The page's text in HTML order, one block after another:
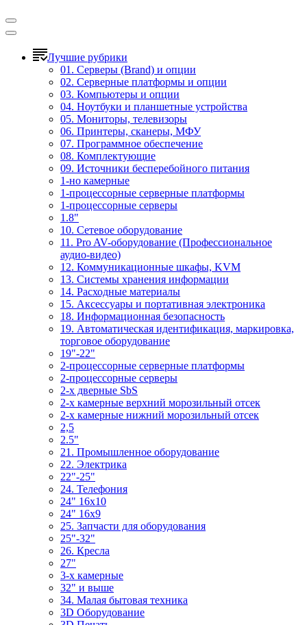
Лучшие рубрики
01. Серверы (Brand) и опции
02. Серверные платформы и опции
03. Компьютеры и опции
04. Ноутбуки и планшетные устройства
05. Мониторы, телевизоры
06. Принтеры, сканеры, МФУ
07. Программное обеспечение
08. Комплектующие
09. Источники бесперебойного питания
1-но камерные
1-процессорные серверные платформы
1-процессорные серверы
1.8"
10. Сетевое оборудование
11. Pro AV-оборудование (Профессиональное
аудио-видео)
12. Коммуникационные шкафы, KVM
13. Системы хранения информации
14. Расходные материалы
15. Аксессуары и портативная электроника
18. Информационная безопасность
19. Автоматическая идентификация, маркировка,
торговое оборудование
19"-22"
2-процессорные серверные платформы
2-процессорные серверы
2-х дверные SbS
2-х камерные верхний морозильный отсек
2-х камерные нижний морозильный отсек
2,5
2.5"
21. Промышленное оборудование
22. Электрика
22"-25"
24. Телефония
24" 16x10
24" 16x9
25. Запчасти для оборудования
25"-32"
26. Кресла
27"
3-x камерные
32" и выше
34. Малая бытовая техника
3D Оборудование